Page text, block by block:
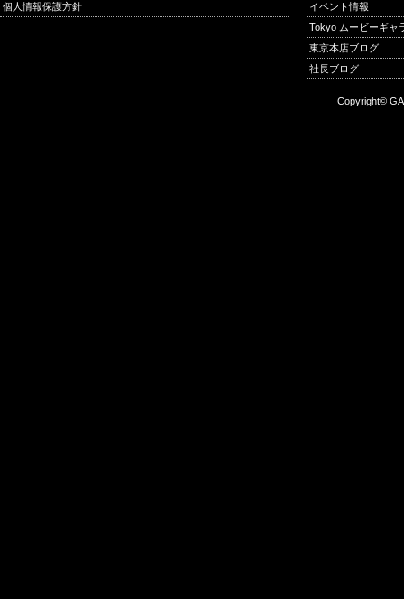
個人情報保護方針
イベント情報
Tokyo ムービーギャ
東京本店ブログ
社長ブログ
Copyright©